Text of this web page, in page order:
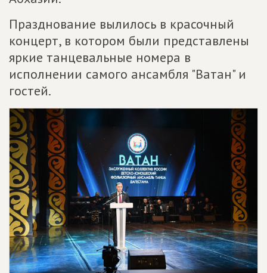
Празднование вылилось в красочный
концерт, в котором были представлены
яркие танцевальные номера в
исполнении самого ансамбля "Ватан" и
гостей.